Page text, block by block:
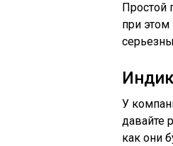
Простой
при этом
У
давайте
как они